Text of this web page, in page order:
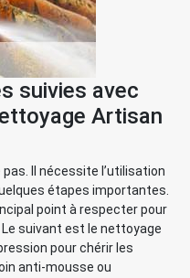
suivies avec
Artisan
Il nécessite l’utilisation
étapes importantes.
point à respecter pour
suivant est le nettoyage
pour chérir les
anti-mousse ou